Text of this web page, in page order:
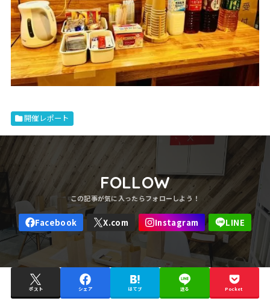
開催レポート
FOLLOW
ポスト シェア はてブ 送る Pocket